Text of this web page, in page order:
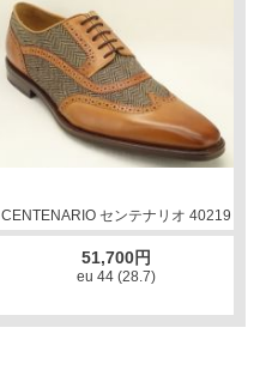
CENTENARIO センテナリオ 40219
51,700円
eu 44 (28.7)